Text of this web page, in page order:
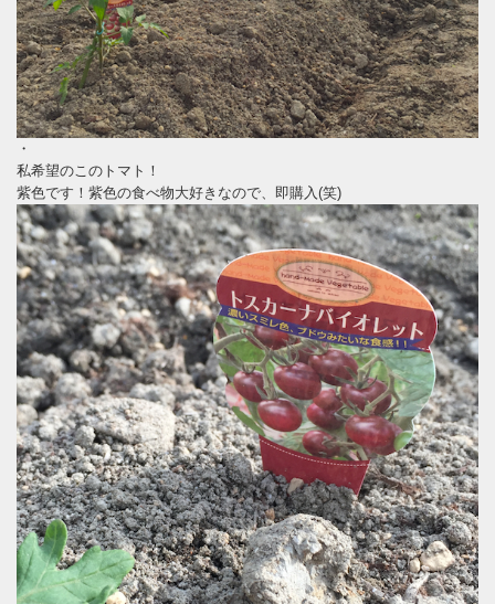
・
私希望のこのトマト！
紫色です！紫色の食べ物大好きなので、即購入(笑)